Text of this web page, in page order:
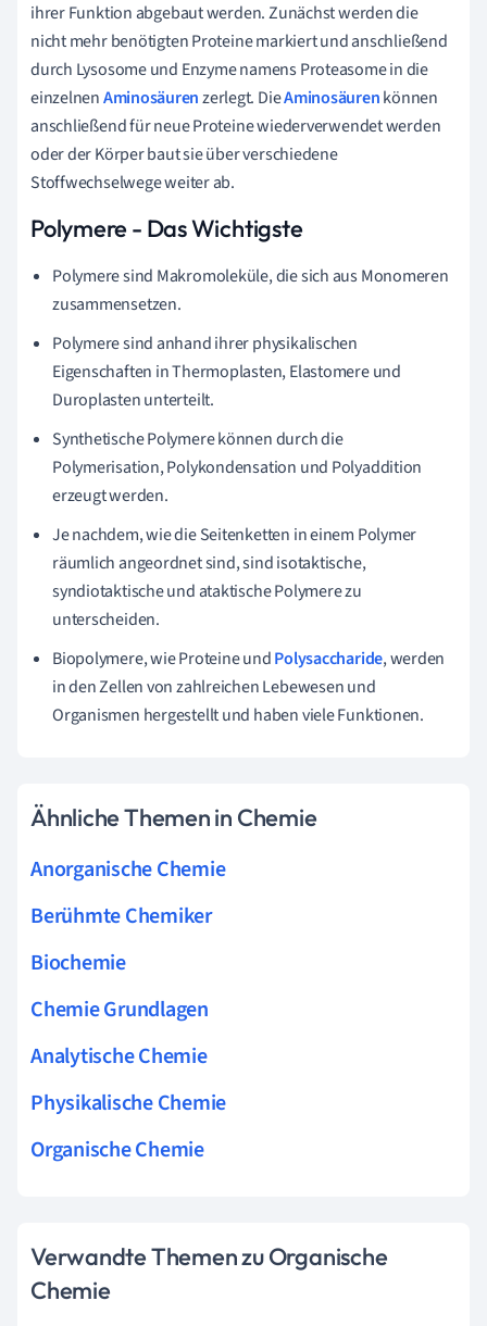
ihrer Funktion abgebaut werden. Zunächst werden die
nicht mehr benötigten Proteine markiert und anschließend
durch Lysosome und Enzyme namens Proteasome in die
einzelnenAminosäurenzerlegt. DieAminosäurenkönnen
anschließend für neue Proteine wiederverwendet werden
oder der Körper baut sie über verschiedene
Stoffwechselwege weiter ab.
Polymere - Das Wichtigste
Polymere sind Makromoleküle, die sich aus Monomeren
zusammensetzen.
Polymere sind anhand ihrer physikalischen
Eigenschaften in Thermoplasten, Elastomere und
Duroplasten unterteilt.
Synthetische Polymere können durch die
Polymerisation, Polykondensation und Polyaddition
erzeugt werden.
Je nachdem, wie die Seitenketten in einem Polymer
räumlich angeordnet sind, sind isotaktische,
syndiotaktische und ataktische Polymere zu
unterscheiden.
Biopolymere, wie Proteine undPolysaccharide, werden
in den Zellen von zahlreichen Lebewesen und
Organismen hergestellt und haben viele Funktionen.
Ähnliche Themen in Chemie
Anorganische Chemie
Berühmte Chemiker
Biochemie
Chemie Grundlagen
Analytische Chemie
Physikalische Chemie
Organische Chemie
Verwandte Themen zu Organische
Chemie